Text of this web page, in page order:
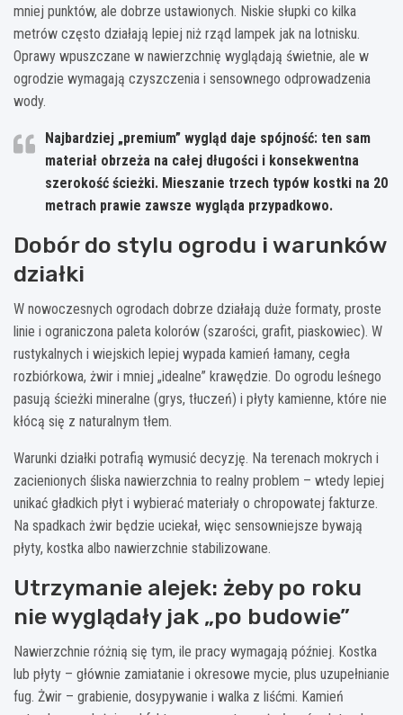
mniej punktów, ale dobrze ustawionych. Niskie słupki co kilka
metrów często działają lepiej niż rząd lampek jak na lotnisku.
Oprawy wpuszczane w nawierzchnię wyglądają świetnie, ale w
ogrodzie wymagają czyszczenia i sensownego odprowadzenia
wody.
Najbardziej „premium” wygląd daje spójność: ten sam
materiał obrzeża na całej długości i konsekwentna
szerokość ścieżki. Mieszanie trzech typów kostki na 20
metrach prawie zawsze wygląda przypadkowo.
Dobór do stylu ogrodu i warunków
działki
W nowoczesnych ogrodach dobrze działają duże formaty, proste
linie i ograniczona paleta kolorów (szarości, grafit, piaskowiec). W
rustykalnych i wiejskich lepiej wypada kamień łamany, cegła
rozbiórkowa, żwir i mniej „idealne” krawędzie. Do ogrodu leśnego
pasują ścieżki mineralne (grys, tłuczeń) i płyty kamienne, które nie
kłócą się z naturalnym tłem.
Warunki działki potrafią wymusić decyzję. Na terenach mokrych i
zacienionych śliska nawierzchnia to realny problem – wtedy lepiej
unikać gładkich płyt i wybierać materiały o chropowatej fakturze.
Na spadkach żwir będzie uciekał, więc sensowniejsze bywają
płyty, kostka albo nawierzchnie stabilizowane.
Utrzymanie alejek: żeby po roku
nie wyglądały jak „po budowie”
Nawierzchnie różnią się tym, ile pracy wymagają później. Kostka
lub płyty – głównie zamiatanie i okresowe mycie, plus uzupełnianie
fug. Żwir – grabienie, dosypywanie i walka z liśćmi. Kamień